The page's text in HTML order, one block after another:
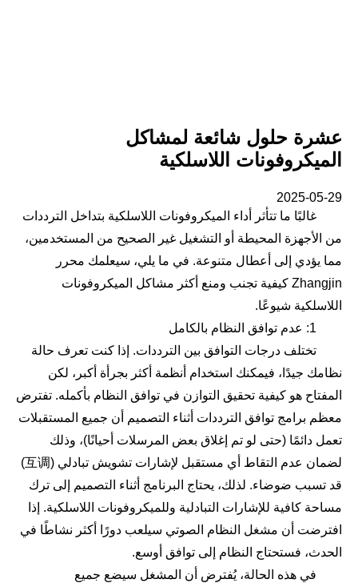
عشرة حلول شائعة لمشاكل
الميكروفونات اللاسلكية
2025-05-29
غالبًا ما تتأثر أداء الميكروفونات اللاسلكية بتداخل الترددات
من الأجهزة المحيطة أو التشغيل غير الصحيح من المستخدمين،
مما يؤدي إلى أعطال متنوعة. في ما يلي، سيعلمك محرر
Zhangjin كيفية تجنب ومنع أكثر مشاكل الميكروفونات
اللاسلكية شيوعًا.
تختلف درجات التوافق بين الترددات. إذا كنت تعرف حالة
نظامك جيدًا، فيمكنك استخدام أنظمة أكثر بجرأة أكبر، لكن
المفتاح هو كيفية تحقيق التوازن في توافق النظام بأكمله. تفترض
معظم برامج توافق الترددات أثناء التصميم أن جميع المستقبلات
تعمل دائمًا (حتى لو تم إغلاق بعض المرسلات أحيانًا)، وذلك
لضمان عدم التقاط أي مستقبل لإشارات تشويش تبادلي (互调)
قد تسبب ضوضاء. لذلك، يحتاج البرنامج أثناء التصميم إلى ترك
مساحة كافية للإشارات التبادلية وللميكروفونات اللاسلكية. إذا
افترضت أن مشغل النظام الصوتي سيلعب دورًا أكثر نشاطًا في
الحدث، فستحتاج النظام إلى توافق أوسع.
في هذه الحالة، يُفترض أن المشغل سيضع جميع